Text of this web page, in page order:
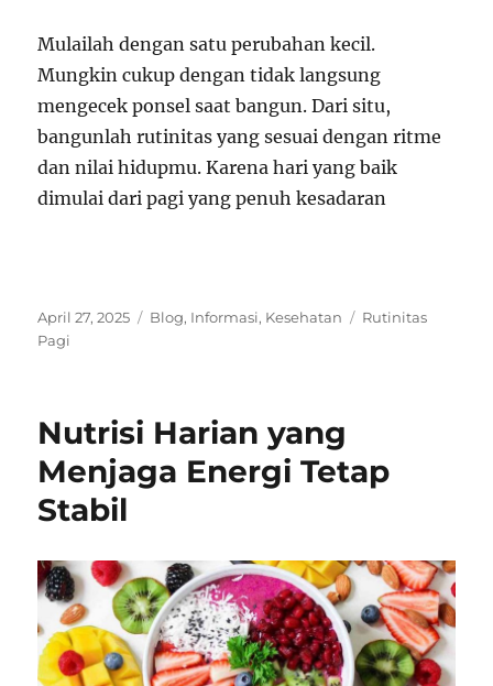
Mulailah dengan satu perubahan kecil.
Mungkin cukup dengan tidak langsung
mengecek ponsel saat bangun. Dari situ,
bangunlah rutinitas yang sesuai dengan ritme
dan nilai hidupmu. Karena hari yang baik
dimulai dari pagi yang penuh kesadaran
Posted
on
April 27, 2025 Categories
Blog, Informasi, Kesehatan Tags
Rutinitas
Pagi
Nutrisi Harian yang
Menjaga Energi Tetap
Stabil